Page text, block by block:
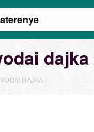
DAJKA